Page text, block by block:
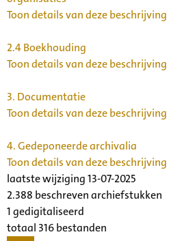
Toon details van deze beschrijving
2.4Boekhouding
Toon details van deze beschrijving
3. Documentatie
Toon details van deze beschrijving
4.Gedeponeerde archivalia
Toon details van deze beschrijving
laatste wijziging 13-07-2025
2.388 beschreven archiefstukken
1 gedigitaliseerd
totaal 316 bestanden